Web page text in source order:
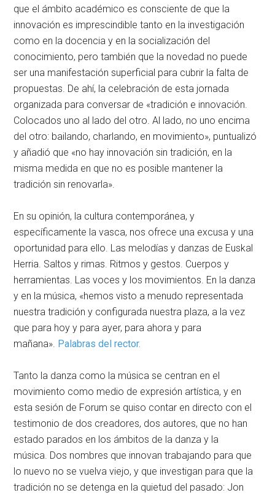
que el ámbito académico es consciente de que la
innovación es imprescindible tanto en la investigación
como en la docencia y en la socialización del
conocimiento, pero también que la novedad no puede
ser una manifestación superficial para cubrir la falta de
propuestas. De ahí, la celebración de esta jornada
organizada para conversar de «tradición e innovación.
Colocados uno al lado del otro. Al lado, no uno encima
del otro: bailando, charlando, en movimiento», puntualizó
y añadió que «no hay innovación sin tradición, en la
misma medida en que no es posible mantener la
tradición sin renovarla».
En su opinión, la cultura contemporánea, y
específicamente la vasca, nos ofrece una excusa y una
oportunidad para ello. Las melodías y danzas de Euskal
Herria. Saltos y rimas. Ritmos y gestos. Cuerpos y
herramientas. Las voces y los movimientos. En la danza
y en la música, «hemos visto a menudo representada
nuestra tradición y configurada nuestra plaza, a la vez
que para hoy y para ayer, para ahora y para
mañana». Palabras del rector.
Tanto la danza como la música se centran en el
movimiento como medio de expresión artística, y en
esta sesión de Forum se quiso contar en directo con el
testimonio de dos creadores, dos autores, que no han
estado parados en los ámbitos de la danza y la
música. Dos nombres que innovan trabajando para que
lo nuevo no se vuelva viejo, y que investigan para que la
tradición no se detenga en la quietud del pasado: Jon